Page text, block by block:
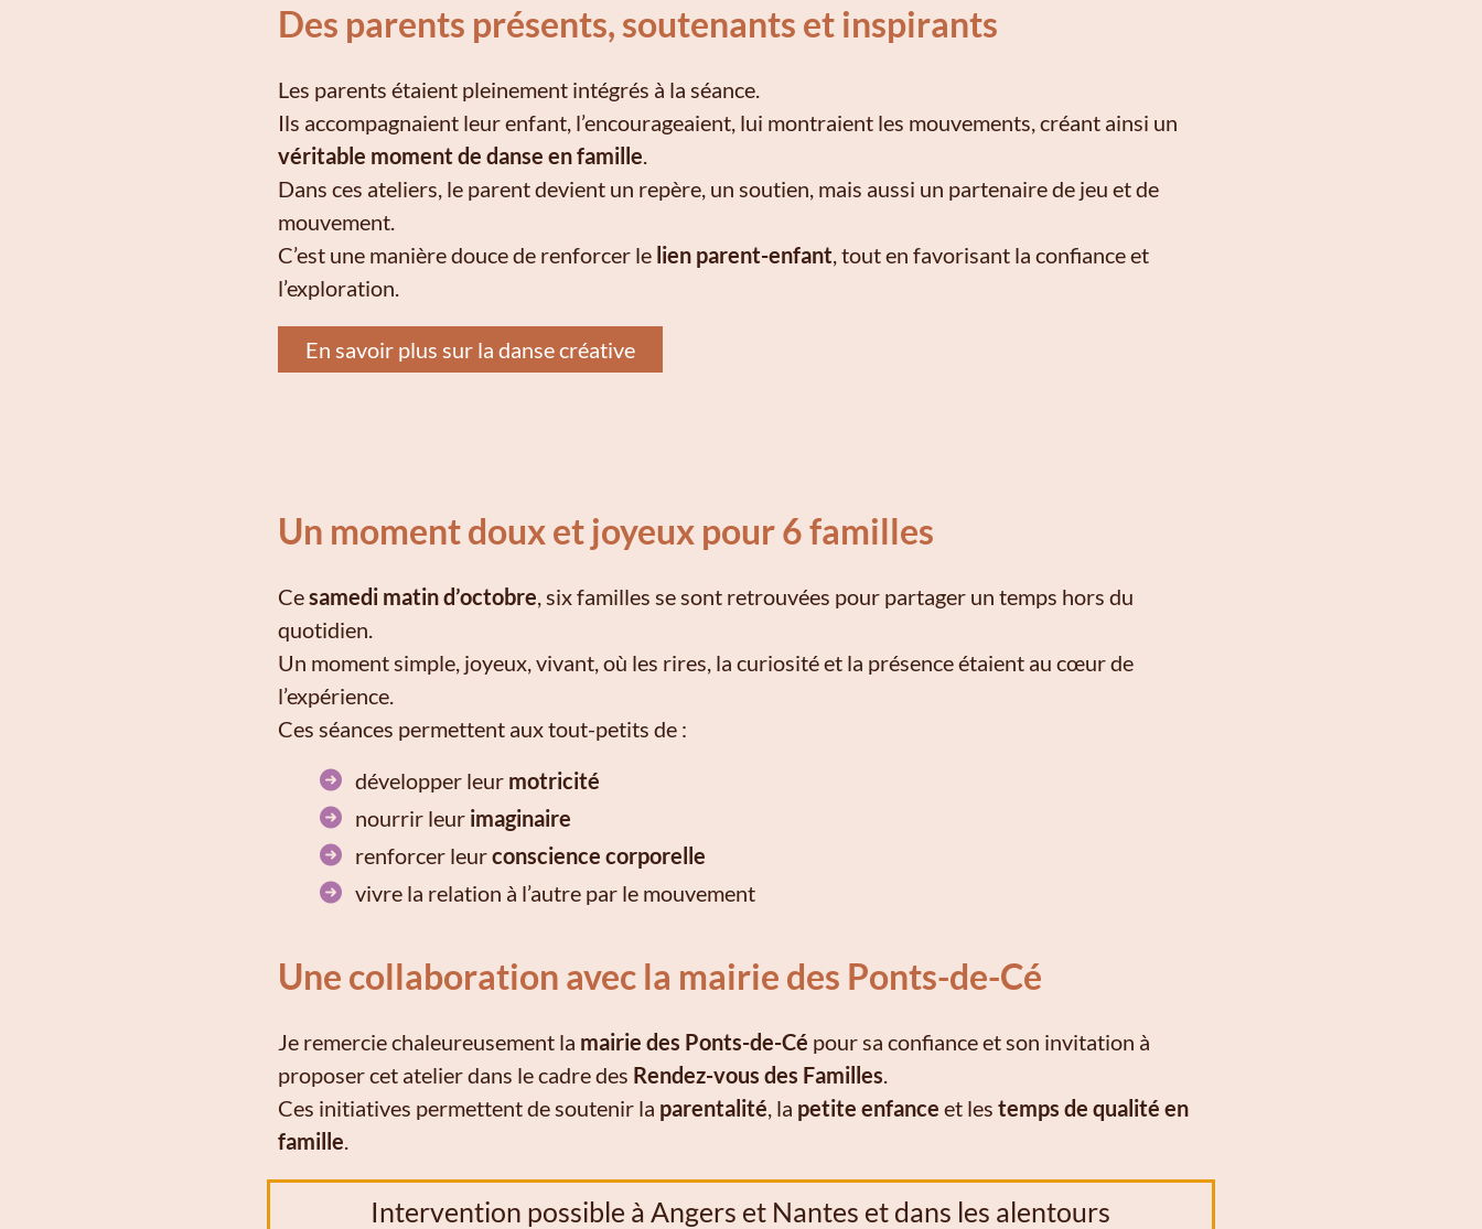
Des parents présents, soutenants et inspirants
Les parents étaient pleinement intégrés à la séance.
Ils accompagnaient leur enfant, l’encourageaient, lui montraient les mouvements, créant ainsi un
véritable moment de danse en famille
Dans ces ateliers, le parent devient un repère, un soutien, mais aussi un partenaire de jeu et de
mouvement.
C’est une manière douce de renforcer le lien parent-enfant , tout en favorisant la confiance et
l’exploration.
En savoir plus sur la danse créative
Un moment doux et joyeux pour 6 familles
Cesamedi matin d’octobre , six familles se sont retrouvées pour partager un temps hors du
quotidien.
Un moment simple, joyeux, vivant, où les rires, la curiosité et la présence étaient au cœur de
l’expérience.
Ces séances permettent aux tout-petits de :
développer leur motricité
nourrir leur imaginaire
renforcer leurconscience corporelle
vivre la relation à l’autre par le mouvement
Une collaboration avec la mairie des Ponts-de-Cé
Je remercie chaleureusement la mairie des Ponts-de-Cé pour sa confiance et son invitation à
proposer cet atelier dans le cadre des Rendez-vous des Familles
Ces initiatives permettent de soutenir la parentalité , la petite enfance et les temps de qualité en
famille
Intervention possible à Angers et Nantes et dans les alentours